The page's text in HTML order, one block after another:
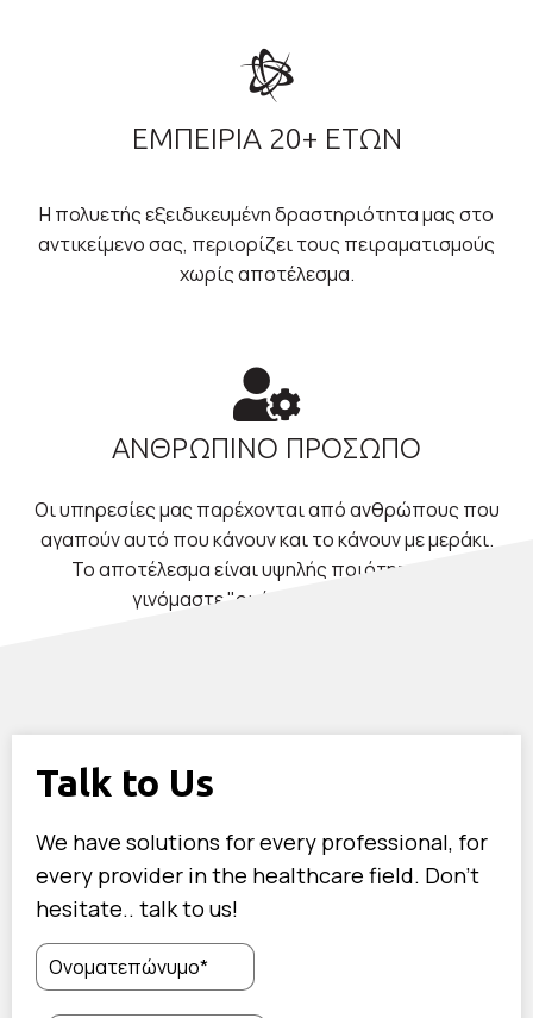
ΕΜΠΕΙΡΙΑ 20+ ΕΤΩΝ
Η πολυετής εξειδικευμένη δραστηριότητα μας στο
αντικείμενο σας, περιορίζει τους πειραματισμούς
χωρίς αποτέλεσμα.
ΑΝΘΡΩΠΙΝΟ ΠΡΟΣΩΠΟ
Οι υπηρεσίες μας παρέχονται από ανθρώπους που
αγαπούν αυτό που κάνουν και το κάνουν με μεράκι.
Το αποτέλεσμα είναι υψηλής ποιότητας και
γινόμαστε "οι άνθρωποι σας".
Talk to Us
We have solutions for every professional, for
every provider in the healthcare field. Don't
hesitate.. talk to us!